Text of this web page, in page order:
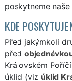
poskytneme
KDE
Před jakýmkoli
před
Královském
úklid (viz úklid